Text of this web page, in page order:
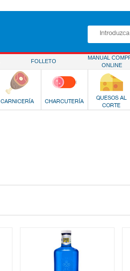
FOLLETO
MANUAL
ONLINE
CARNICERÍA CHARCUTERÍA
QUESOS AL
CORTE